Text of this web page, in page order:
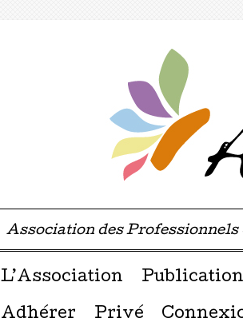
Association des
Menu ☰
Passer directement au
L’Association
Adhérer Privé